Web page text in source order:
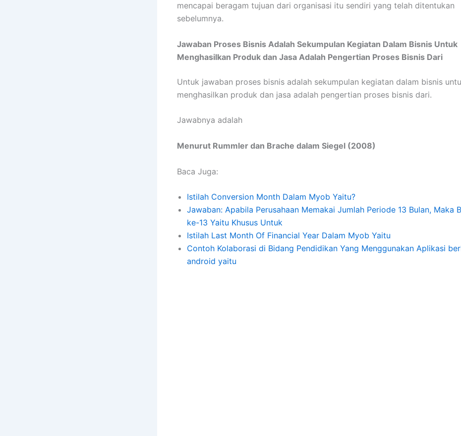
mencapai beragam tujuan dari organisasi itu sendiri yang telah ditentukan
sebelumnya.
Jawaban Proses Bisnis Adalah Sekumpulan Kegiatan Dalam Bisnis Untuk
Menghasilkan Produk dan Jasa Adalah Pengertian Proses Bisnis Dari
Untuk jawaban proses bisnis adalah sekumpulan kegiatan dalam bisnis
menghasilkan produk dan jasa adalah pengertian proses bisnis dari.
Jawabnya adalah
Menurut Rummler dan Brache dalam Siegel (2008)
Baca Juga:
Istilah Conversion Month Dalam Myob Yaitu?
Jawaban: Apabila Perusahaan Memakai Jumlah Periode 13 Bulan, Maka
ke-13 Yaitu Khusus Untuk
Istilah Last Month Of Financial Year Dalam Myob Yaitu
Contoh Kolaborasi di Bidang Pendidikan Yang Menggunakan Aplikasi
android yaitu